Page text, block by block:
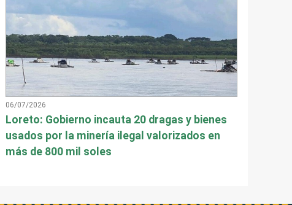
06/07/2026
Loreto: Gobierno incauta 20 dragas y bienes
usados por la minería ilegal valorizados en
más de 800 mil soles